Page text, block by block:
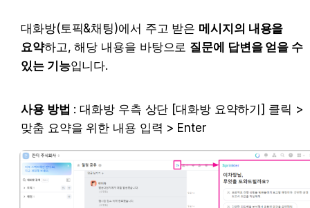
대화방(토픽&채팅)에서 주고 받은 메시지의 내용을
요약하고, 해당 내용을 바탕으로 질문에 답변을 얻을 수
있는 기능입니다.
사용 방법 : 대화방 우측 상단 [대화방 요약하기] 클릭 >
맞춤 요약을 위한 내용 입력 > Enter